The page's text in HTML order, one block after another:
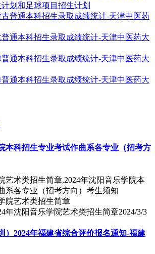
划和足球项目招生计划
古普通本科招生录取成绩统计-天津中医药
普通本科招生录取成绩统计-天津中医药大
普通本科招生录取成绩统计-天津中医药大
普通本科招生录取成绩统计-天津中医药大
本科招生专业考试作曲系各专业（招考方
艺术类招生简章,2024年沈阳音乐学院本
系各专业（招考方向）考生须知
年沈阳音乐学院艺术类招生简章2024/3/3
）2024年福建省综合评价报名通知-福建